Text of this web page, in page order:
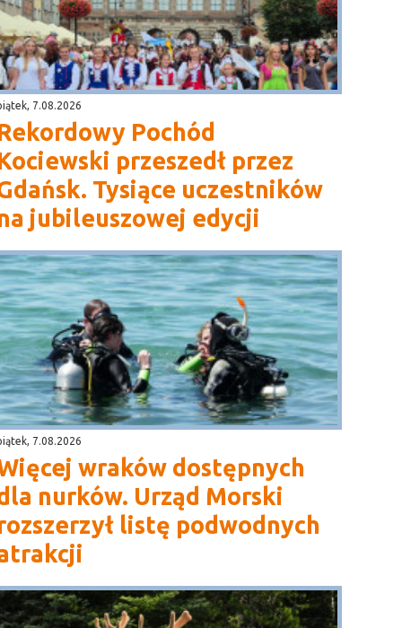
7.08.2026
Pochód
przeszedł przez
Tysiące uczestników
jubileuszowej edycji
7.08.2026
wraków dostępnych
nurków. Urząd Morski
listę podwodnych